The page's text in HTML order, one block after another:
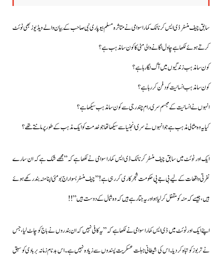
سابق چیف منسٹر ڈی ایس کرناٹک کماراسوامی نے متاثرہ مسلم بیوپاری نبی صاحب کےبیان والے ویڈیوز بھی ٹوئٹ
کرتے ہوئے لکھاہے چاول اگانے والی مٹی کا کون سا مذہب ہے؟
کون سا مذہب زندگیوں میں آگ لگا رہا ہے؟
کون سا مذہب انسانیت کو دفن کررہا ہے؟
انہوں نے انسانیت کے مجسم سری رام چندر جی سے کون سا مذہب سیکھا ہے؟
کیا یہ وہ مثالی مذہب ہے جو انہوں نے سری انجنیا سے سیکھا تھا جو خدمت کو ایک مذہب کے طور پر مانتے تھے؟
ایک اور ٹوئٹ میں سابق چیف منسٹر کرناٹک ڈی ایس کمارا سوامی نے لکھا ہے کہ”مجھے شک ہے کہ ان سارے
نفرتی واقعات کے لیے بی جے پی حکومت شجر کاری کررہی ہے!”چیف منسٹر بسواراج بومئی اپنا منہ بند رکھے ہوئے
ہیں،جیسے کہ منہ کو مقفل کرلیا ہو اور یہ جتارہے ہیں کہ وہ شمال کے دوست ہیں”!!
اپنے ایک اور ٹوئٹ میں ڈی ایس کمارا سوامی نے لکھا ہے کہ”یہ کافی نہیں کہ ان بندروں نے باج کو چاٹ لیا،جس
نے تربوز کو تباہ کر دیا۔اس کی شیطانی جبلت عسکریت پسندوں سے زیادہ نہیں ہے۔اس بدنام زمانہ بربادی کو سبق